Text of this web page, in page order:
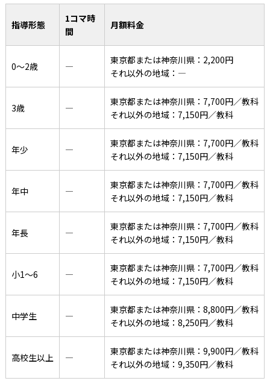
指導形態
1コマ時
間
月額料金
0〜2歳 ―
東京都または神奈川県：2,200円
それ以外の地域：―
3歳 ―
東京都または神奈川県：7,700円／教科
それ以外の地域：7,150円／教科
年少 ―
東京都または神奈川県：7,700円／教科
それ以外の地域：7,150円／教科
年中 ―
東京都または神奈川県：7,700円／教科
それ以外の地域：7,150円／教科
年長 ―
東京都または神奈川県：7,700円／教科
それ以外の地域：7,150円／教科
小1〜6 ―
東京都または神奈川県：7,700円／教科
それ以外の地域：7,150円／教科
中学生 ―
東京都または神奈川県：8,800円／教科
それ以外の地域：8,250円／教科
高校生以上 ―
東京都または神奈川県：9,900円／教科
それ以外の地域：9,350円／教科